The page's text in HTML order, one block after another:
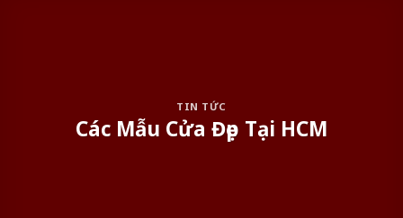
TIN TỨC
Các Mẫu Cửa Đẹp Tại HCM